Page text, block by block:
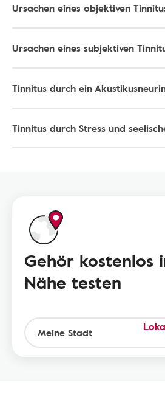
Ursachen eines objektiven
Ursachen eines subjektiven
Tinnitus durch ein
Tinnitus durch Stress und
Gehör kostenlos
Nähe testen